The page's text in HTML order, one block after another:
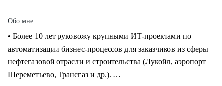
Обо мне
• Более 10 лет руковожу крупными ИТ-проектами по
автоматизации бизнес-процессов для заказчиков из сферы
нефтегазовой отрасли и строительства (Лукойл, аэропорт
Шереметьево, Трансгаз и др.).